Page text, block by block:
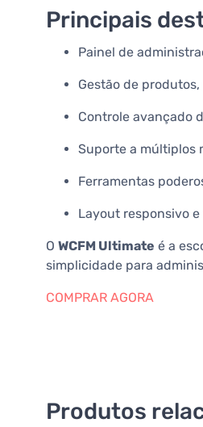
Principais
Painel de
Gestão de
Controle avançado
Suporte a múltiplos
Ferramentas
Layout responsivo
O WCFM Ultimate é a
simplicidade para
COMPRAR AGORA
Produtos